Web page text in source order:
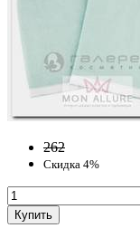
262
Скидка 4%